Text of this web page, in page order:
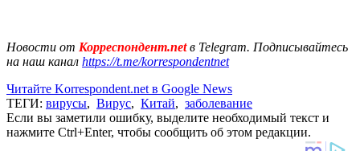
Новости от Корреспондент.netв Telegram. Подписывайтесь
на наш канал https://t.me/korrespondentnet
Читайте Korrespondent.net в Google News
ТЕГИ: вирусы, Вирус, Китай, заболевание
Если вы заметили ошибку, выделите необходимый текст и
нажмите Ctrl+Enter, чтобы сообщить об этом редакции.